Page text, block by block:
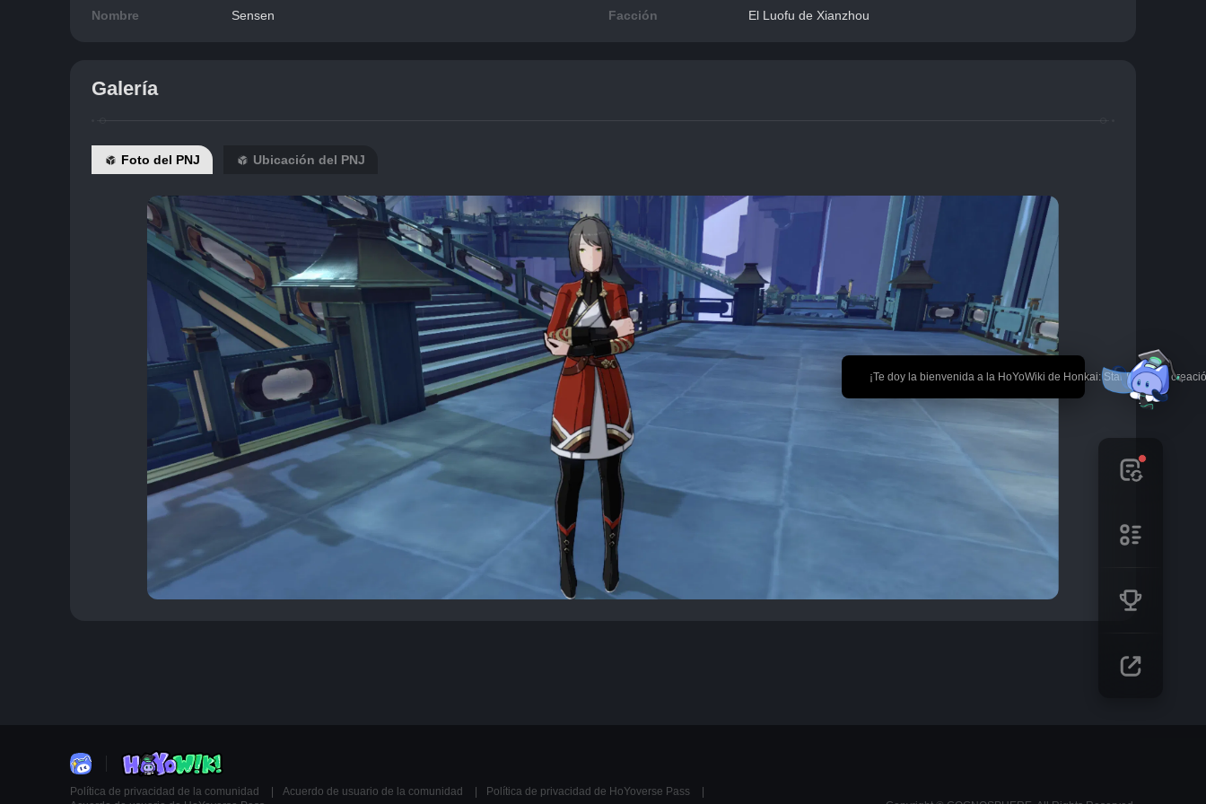
🎉 ¡Te doy la bienvenida a la HoYoWiki de Honkai: Star Rail! *La
Nombre Sensen Facción El Luofu de Xianzhou
Galería
Foto del PNJ Ubicación del PNJ
Política de privacidad de la comunidad Acuerdo de usuario de la comunidad
Política de privacidad de HoYoverse Pass